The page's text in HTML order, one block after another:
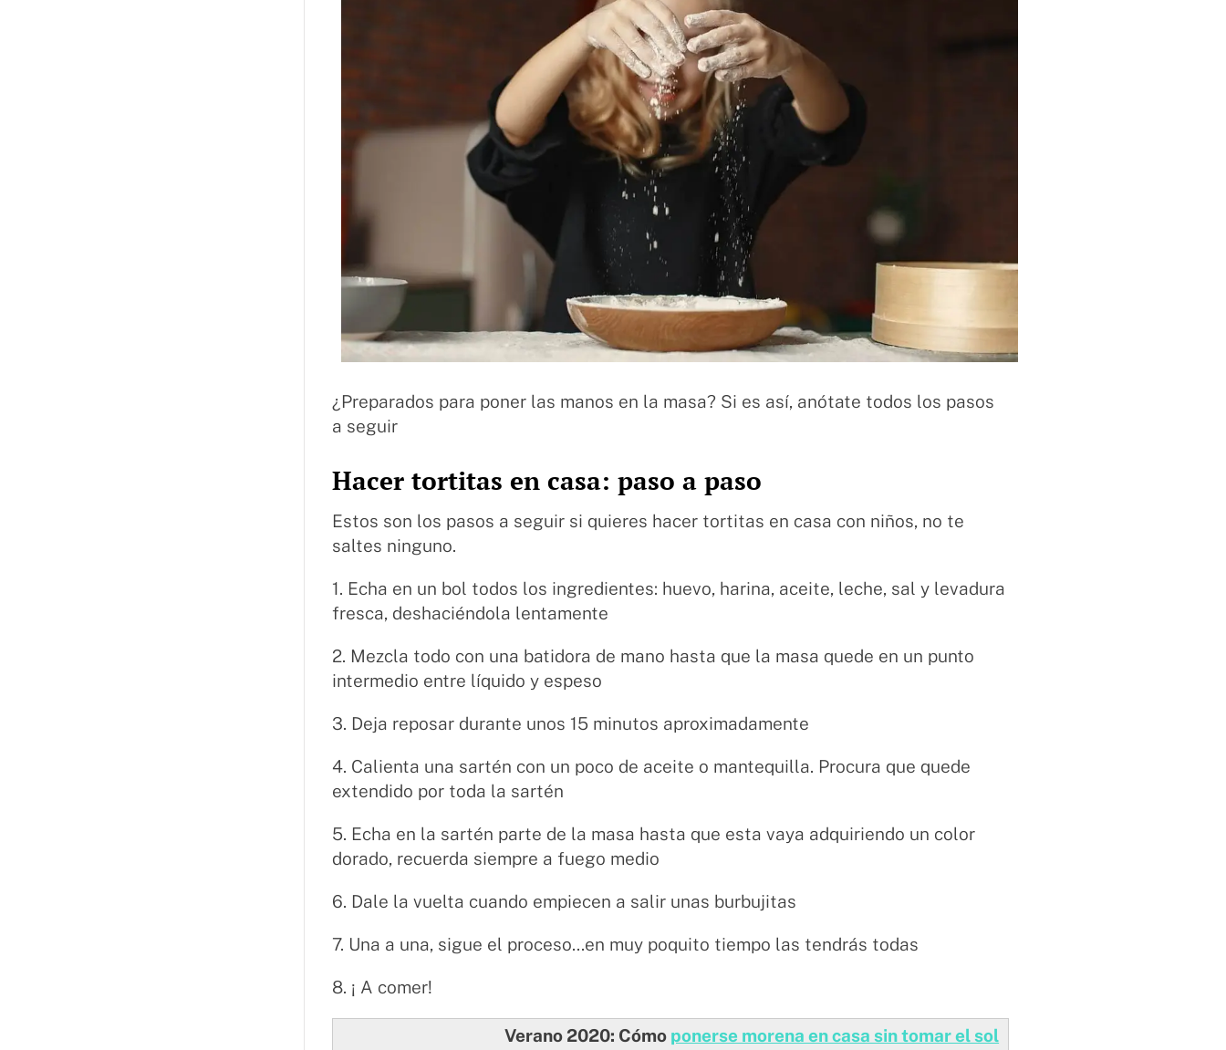
¿Preparados para poner las manos en la masa? Si es así, anótate todos los pasos
a seguir
Hacer tortitas en casa: paso a paso
Estos son los pasos a seguir si quieres hacer tortitas en casa con niños, no te
saltes ninguno.
1. Echa en un bol todos los ingredientes: huevo, harina, aceite, leche, sal y levadura
fresca, deshaciéndola lentamente
2. Mezcla todo con una batidora de mano hasta que la masa quede en un punto
intermedio entre líquido y espeso
3. Deja reposar durante unos 15 minutos aproximadamente
4. Calienta una sartén con un poco de aceite o mantequilla. Procura que quede
extendido por toda la sartén
5. Echa en la sartén parte de la masa hasta que esta vaya adquiriendo un color
dorado, recuerda siempre a fuego medio
6. Dale la vuelta cuando empiecen a salir unas burbujitas
7. Una a una, sigue el proceso...en muy poquito tiempo las tendrás todas
8. ¡ A comer!
Verano 2020: Cómo ponerse morena en casa sin tomar el sol